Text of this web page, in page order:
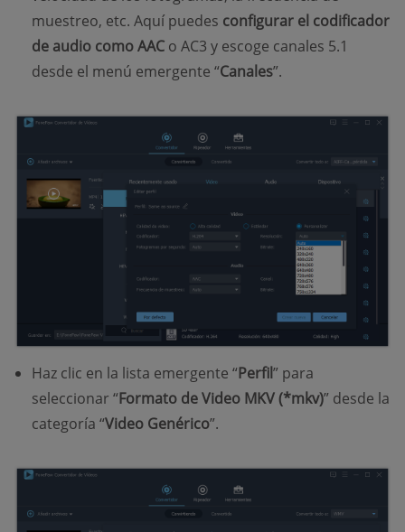
muestreo, etc. Aquí puedes configurar el codificador
de audio como AAC o AC3 y escoge canales 5.1
desde el menú emergente “Canales”.
Haz clic en la lista emergente “Perfil” para
seleccionar “Formato de Video MKV (*mkv)” desde la
categoría “Video Genérico”.